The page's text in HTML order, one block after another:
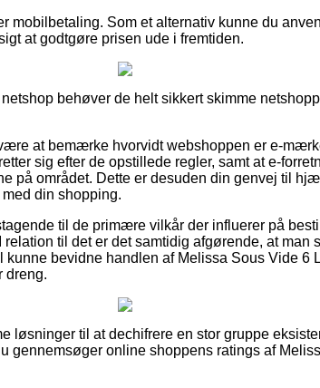
mobilbetaling. Som et alternativ kunne du
at godtgøre prisen ude i fremtiden.
behøver de helt sikkert skimme
at bemærke hvorvidt webshoppen er e-
sig efter de opstillede regler, samt at e-
på området. Dette er desuden din genvej til
din shopping.
til de primære vilkår der influerer på
relation til det er det samtidig afgørende, at
bevidne handlen af Melissa Sous Vide 6
dreng.
løsninger til at dechifrere en stor gruppe
gennemsøger online shoppens ratings af